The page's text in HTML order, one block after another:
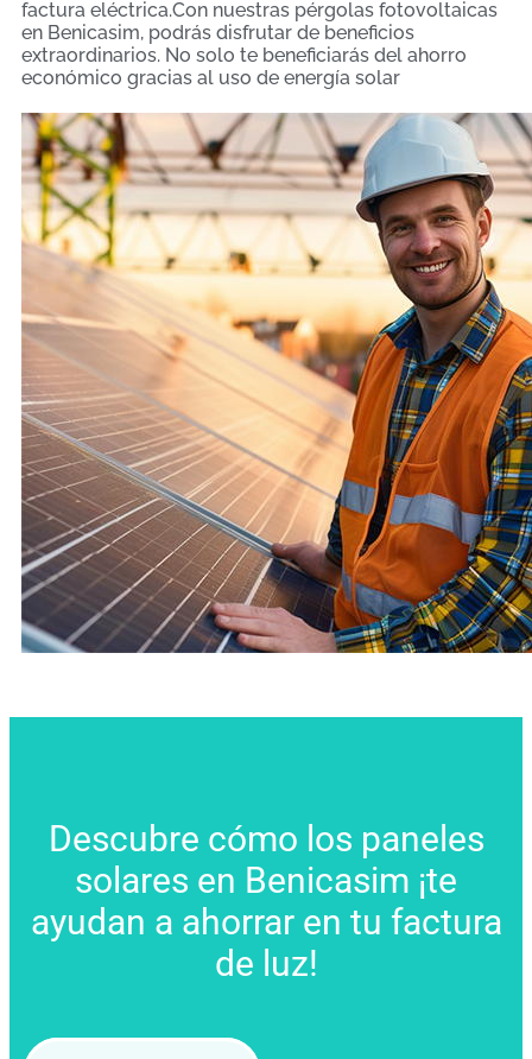
factura eléctrica.Con nuestras pérgolas fotovoltaicas
en Benicasim, podrás disfrutar de beneficios
extraordinarios. No solo te beneficiarás del ahorro
económico gracias al uso de energía solar
Descubre cómo los paneles
solares en Benicasim ¡te
ayudan a ahorrar en tu factura
de luz!